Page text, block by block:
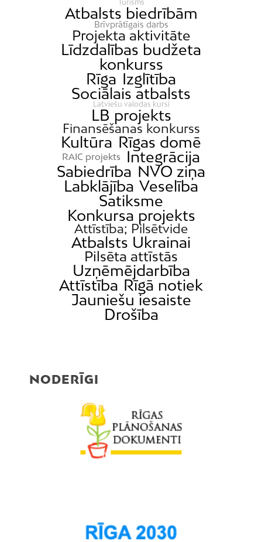
Tūrisms
Atbalsts biedrībām
Brīvprātīgais darbs
Projekta aktivitāte
Līdzdalības budžeta
konkurss
Rīga Izglītība
Sociālais atbalsts
Latviešu valodas kursi
LB projekts
Finansēšanas konkurss
Kultūra Rīgas domē
RAIC projekts
Integrācija
Sabiedrība NVO ziņa
Labklājība Veselība
Satiksme
Konkursa projekts
Attīstība; Pilsētvide
Atbalsts Ukrainai
Pilsēta attīstās
Uzņēmējdarbība
Attīstība Rīgā notiek
Jauniešu iesaiste
Drošība
NODERĪGI